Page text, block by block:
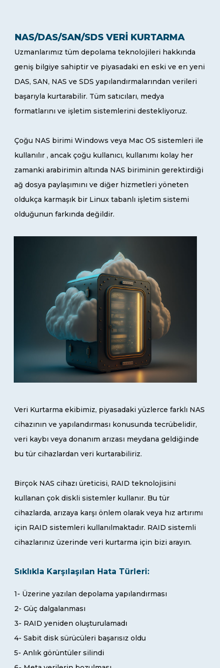
NAS/DAS/SAN/SDS VERI KURTARMA
Uzmanlarımız tüm depolama teknolojileri hakkında
geniş bilgiye sahiptir ve piyasadaki en eski ve en yeni
DAS, SAN, NAS ve SDS yapılandırmalarından verileri
başarıyla kurtarabilir. Tüm satıcıları, medya
formatlarını ve işletim sistemlerini destekliyoruz.
Çoğu NAS birimi Windows veya Mac OS sistemleri ile
kullanılır , ancak çoğu kullanıcı, kullanımı kolay her
zamanki arabirimin altında NAS biriminin gerektirdiği
ağ dosya paylaşımını ve diğer hizmetleri yöneten
oldukça karmaşık bir Linux tabanlı işletim sistemi
olduğunun farkında değildir.
Veri Kurtarma ekibimiz, piyasadaki yüzlerce farklı NAS
cihazının ve yapılandırması konusunda tecrübelidir,
veri kaybı veya donanım arızası meydana geldiğinde
bu tür cihazlardan veri kurtarabiliriz.
Birçok NAS cihazı üreticisi, RAID teknolojisini
kullanan çok diskli sistemler kullanır. Bu tür
cihazlarda, arızaya karşı önlem olarak veya hız artırımı
için RAID sistemleri kullanılmaktadır. RAID sistemli
cihazlarınız üzerinde veri kurtarma için bizi arayın.
Sıklıkla Karşılaşılan Hata Türleri:
1- Üzerine yazılan depolama yapılandırması
2- Güç dalgalanması
3- RAID yeniden oluşturulamadı
4- Sabit disk sürücüleri başarısız oldu
5- Anlık görüntüler silindi